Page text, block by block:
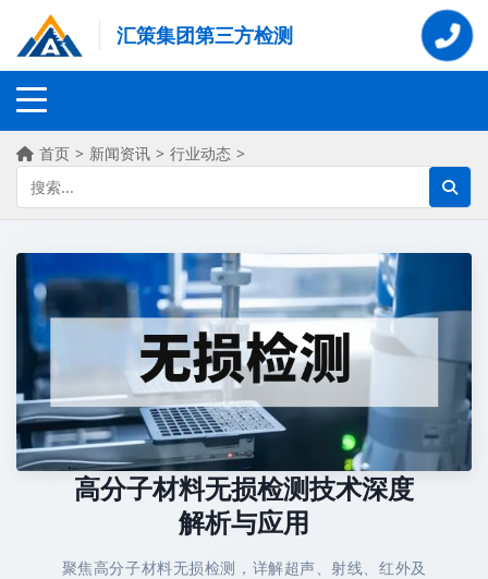
汇策集团第三方检测
首页 > 新闻资讯 > 行业动态 >
高分子材料无损检测技术深度
解析与应用
聚焦高分子材料无损检测，详解超声、射线、红外及